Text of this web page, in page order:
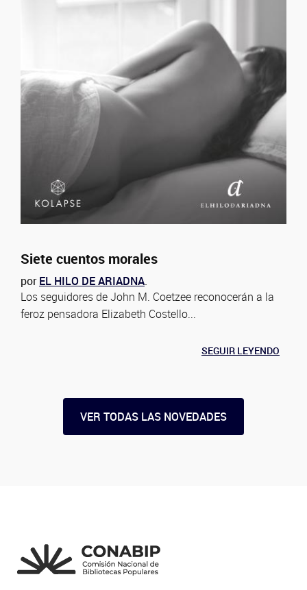
Siete cuentos morales
porEL HILO DE ARIADNA.
Los seguidores de John M. Coetzee reconocerán a la
feroz pensadora Elizabeth Costello...
SEGUIR LEYENDO
VER TODAS LAS NOVEDADES